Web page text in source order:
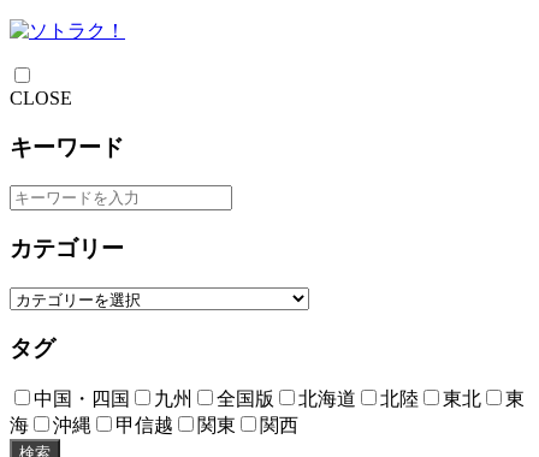
CLOSE
キーワード
カテゴリー
タグ
中国・四国 九州 全国版 北海道 北陸 東北
東
海
沖縄 甲信越 関東 関西
検索